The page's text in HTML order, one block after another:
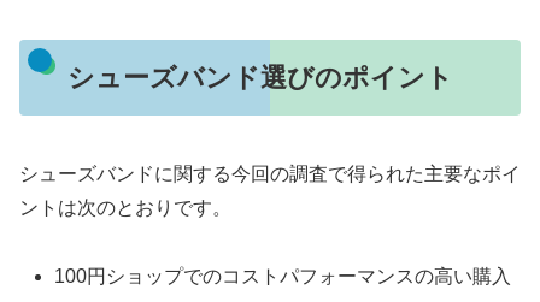
シューズバンド選びのポイント
シューズバンドに関する今回の調査で得られた主要なポイ
ントは次のとおりです。
100円ショップでのコストパフォーマンスの高い購入